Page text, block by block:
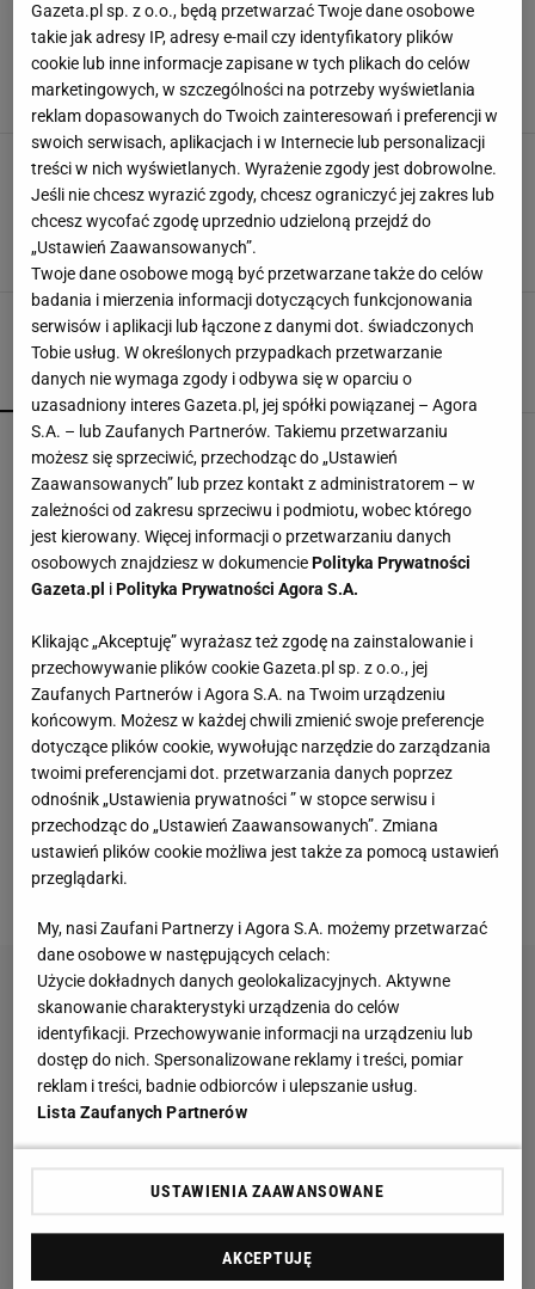
Ten jeden wegański kosmetyk sprawi, że
zapomnisz o makijażu. Osiągniesz efekt
zdrowej i promiennej ceny
Klaudia Kierzkowska, 3 LIPCA 2026, 10:53
Najlepsze serum do twarzy? Produkty
kultowych marek m.in.: Nuxe, Vichy, Eucerin,
Dermika kupisz nawet 40% taniej w Super-
Pharm
Agata Zielińska, 8 CZERWCA 2024, 13:25
POPULARNE NAJNOWSZE
Mandaryna w szerokich jeansach jak z lat 2000.
Ten fason wraca na szczyt
Finał wyprzedaży w Eobuwie - kultowe
Birkenstocki w końcu na promocji
Nie czekaj, aż będzie za późno. To może
oznaczać, że szkoła przestała służyć dziecku
MATERIAŁ PROMOCYJNY
Najmodniejsze Adidasy na jesień za mniej niż 2
stówki - zachwycają kolorem
Rossmann przecenił kultowe Calvin Klein
Gazeta.pl sp. z o.o., będą przetwarzać Twoje dane osobowe
takie jak adresy IP, adresy e-mail czy identyfikatory plików
cookie lub inne informacje zapisane w tych plikach do celów
marketingowych, w szczególności na potrzeby wyświetlania
reklam dopasowanych do Twoich zainteresowań i preferencji w
swoich serwisach, aplikacjach i w Internecie lub personalizacji
treści w nich wyświetlanych. Wyrażenie zgody jest dobrowolne.
Jeśli nie chcesz wyrazić zgody, chcesz ograniczyć jej zakres lub
chcesz wycofać zgodę uprzednio udzieloną przejdź do
„Ustawień Zaawansowanych”.
Twoje dane osobowe mogą być przetwarzane także do celów
badania i mierzenia informacji dotyczących funkcjonowania
serwisów i aplikacji lub łączone z danymi dot. świadczonych
Tobie usług. W określonych przypadkach przetwarzanie
danych nie wymaga zgody i odbywa się w oparciu o
uzasadniony interes Gazeta.pl, jej spółki powiązanej – Agora
S.A. – lub Zaufanych Partnerów. Takiemu przetwarzaniu
możesz się sprzeciwić, przechodząc do „Ustawień
Zaawansowanych” lub przez kontakt z administratorem – w
zależności od zakresu sprzeciwu i podmiotu, wobec którego
jest kierowany. Więcej informacji o przetwarzaniu danych
osobowych znajdziesz w dokumenciePolityka Prywatności
Gazeta.pl iPolityka Prywatności Agora S.A.
Klikając „Akceptuję” wyrażasz też zgodę na zainstalowanie i
przechowywanie plików cookie Gazeta.pl sp. z o.o., jej
Zaufanych Partnerów i Agora S.A. na Twoim urządzeniu
końcowym. Możesz w każdej chwili zmienić swoje preferencje
dotyczące plików cookie, wywołując narzędzie do zarządzania
twoimi preferencjami dot. przetwarzania danych poprzez
odnośnik „Ustawienia prywatności ” w stopce serwisu i
przechodząc do „Ustawień Zaawansowanych”. Zmiana
ustawień plików cookie możliwa jest także za pomocą ustawień
przeglądarki.
My, nasi Zaufani Partnerzy i Agora S.A. możemy przetwarzać
dane osobowe w następujących celach:
Użycie dokładnych danych geolokalizacyjnych. Aktywne
skanowanie charakterystyki urządzenia do celów
identyfikacji. Przechowywanie informacji na urządzeniu lub
dostęp do nich. Spersonalizowane reklamy i treści, pomiar
reklam i treści, badnie odbiorców i ulepszanie usług.
Lista Zaufanych Partnerów
USTAWIENIA ZAAWANSOWANE
AKCEPTUJĘ